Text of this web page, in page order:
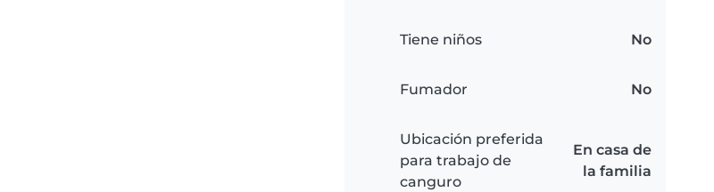
Tiene niños No
Fumador No
Ubicación preferida
para trabajo de
canguro
En casa de
la familia